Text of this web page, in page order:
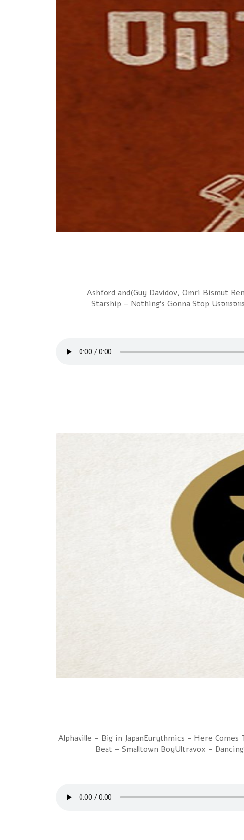
שעה ראשונהClimie Fisher – Love Changes (Everything)Duran Duran – Union of the Snakeמתי כספי – איך זה שכוכב (Guy Davidov, Omri Bismut Remix)Ashford and
Simpson – SolidLaban – Love In SiberiaABBA – Super TrouperEighth Wonder – Cross My Heartפנצ'ר – אל תיגע לי בטוסטוסStarship – Nothing's Gonna Stop Us
1 Alphaville – Big in JapanEurythmics – Here
Beat – Smalltown BoyUltravox –